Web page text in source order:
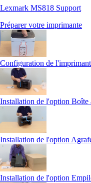
Lexmark MS818 Support
Préparer votre imprimante
Configuration de
Installation de l'option Boîte
Installation de l'option
Installation de l'option